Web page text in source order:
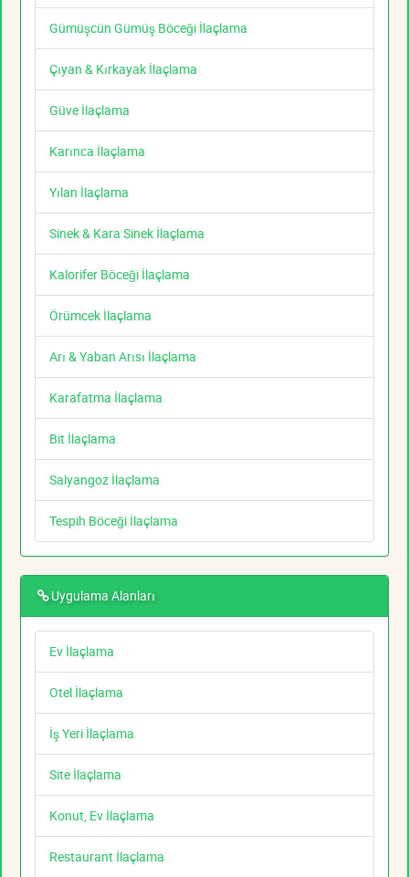
Gümüşcün Gümüş Böceği İlaçlama
Çıyan & Kırkayak İlaçlama
Güve İlaçlama
Karınca İlaçlama
Yılan İlaçlama
Sinek & Kara Sinek İlaçlama
Kalorifer Böceği İlaçlama
Örümcek İlaçlama
Arı & Yaban Arısı İlaçlama
Karafatma İlaçlama
Bit İlaçlama
Salyangoz İlaçlama
Tespih Böceği İlaçlama
Uygulama Alanları
Ev İlaçlama
Otel İlaçlama
İş Yeri İlaçlama
Site İlaçlama
Konut, Ev İlaçlama
Restaurant İlaçlama